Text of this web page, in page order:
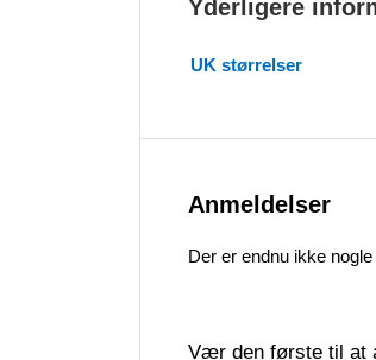
Yderligere
UK størrelser
Anmeldelser
Der er endnu ikke
Vær den første til at